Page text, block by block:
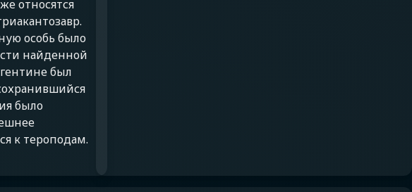
относятся
особь было
найденной
был
было
к тероподам.